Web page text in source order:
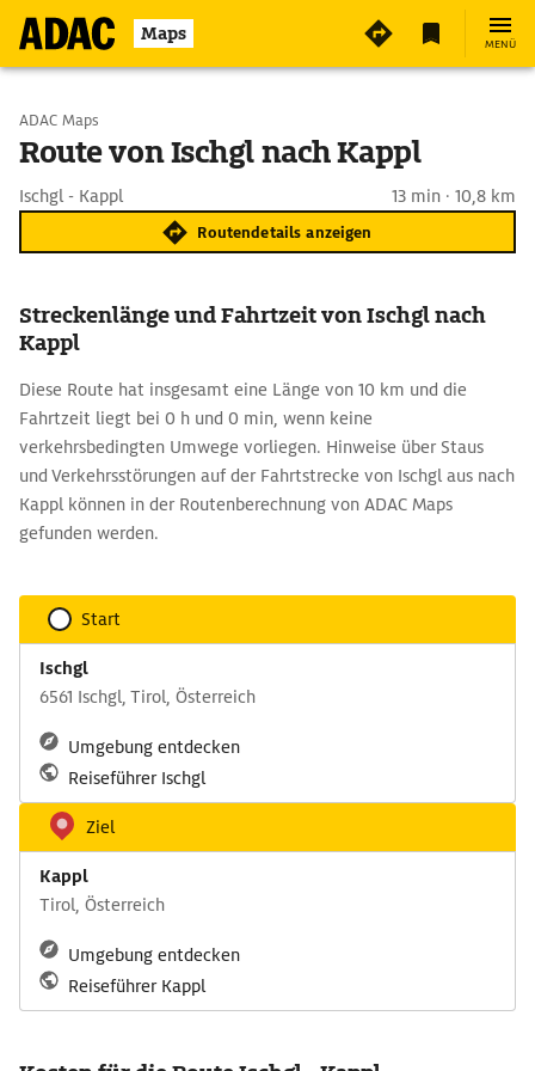
Maps MENÜ
Start wählen
ADAC Maps
Route von Ischgl nach Kappl
Ischgl - Kappl 13 min · 10,8 km
Routendetails anzeigen
Streckenlänge und Fahrtzeit von Ischgl nach
Kappl
Diese Route hat insgesamt eine Länge von 10 km und die
Fahrtzeit liegt bei 0 h und 0 min, wenn keine
verkehrsbedingten Umwege vorliegen. Hinweise über Staus
und Verkehrsstörungen auf der Fahrtstrecke von Ischgl aus nach
Kappl können in der Routenberechnung von ADAC Maps
gefunden werden.
Start
Ischgl
6561 Ischgl, Tirol, Österreich
Umgebung entdecken
Reiseführer Ischgl
Ziel
Kappl
Tirol, Österreich
Umgebung entdecken
Reiseführer Kappl